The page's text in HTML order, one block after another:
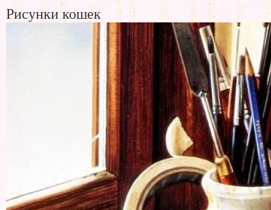
Рисунки кошек